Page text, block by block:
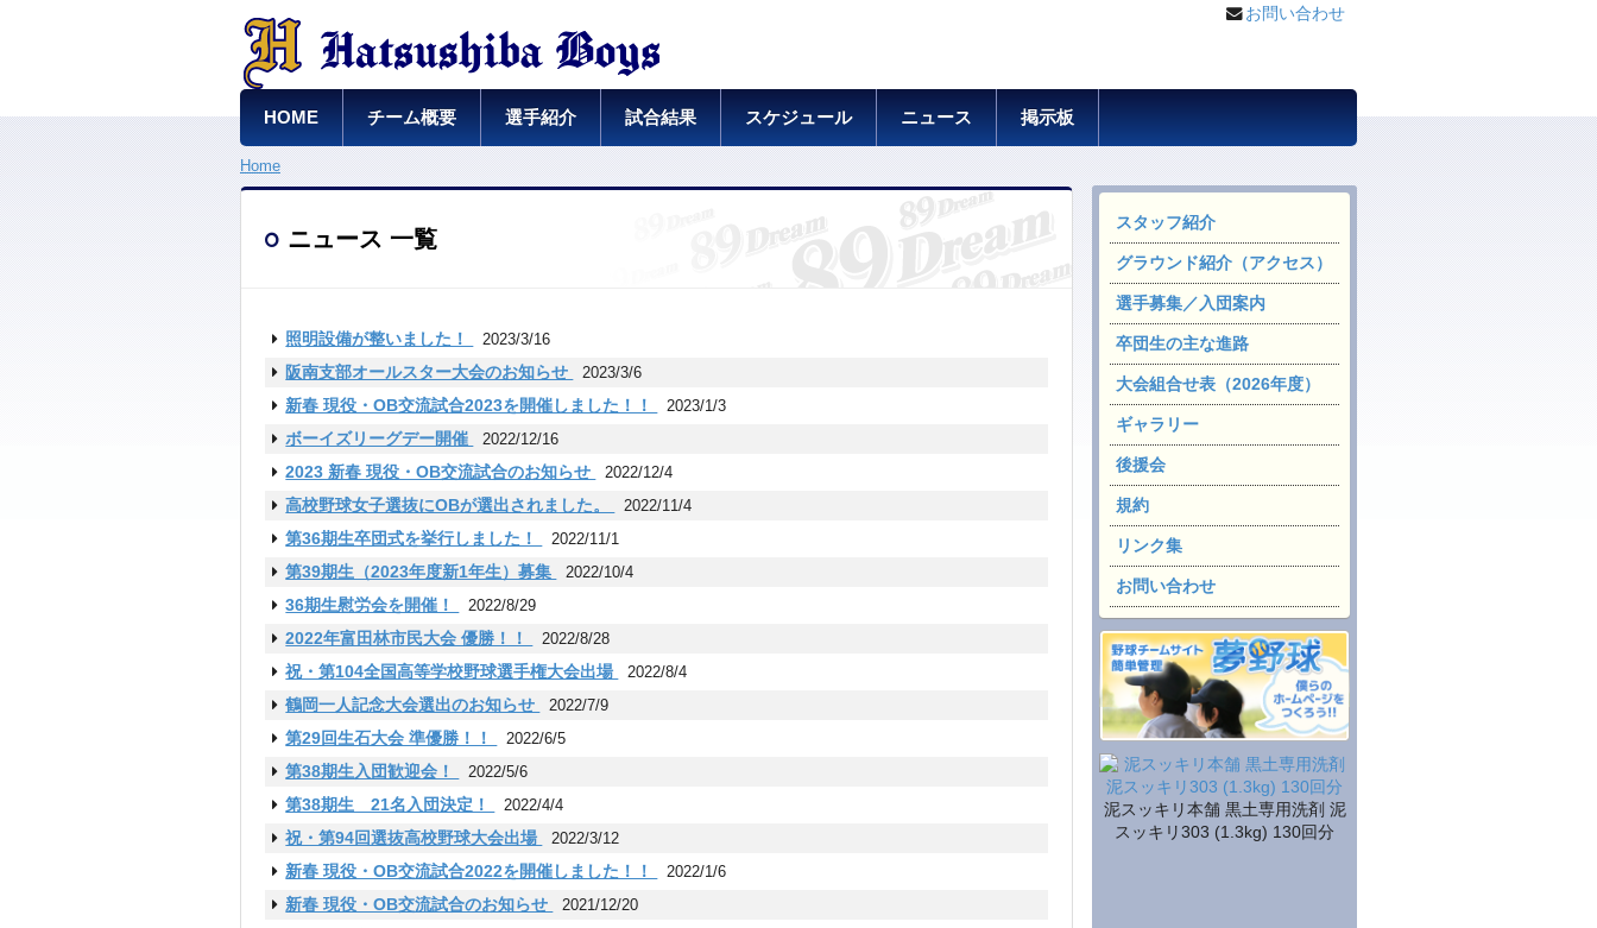
お問い合わせ
HOME チーム概要 選手紹介 試合結果 スケジュール ニュース 掲示板
スタッフ紹介
グラウンド紹介（アクセス）
選手募集／入団案内
卒団生の主な進路
大会組合せ表（2026年度）
ギャラリー
後援会
規約
リンク集
お問い合わせ
泥スッキリ本舗 黒土専用洗剤 泥
スッキリ303 (1.3kg) 130回分
Home
ニュース 一覧
照明設備が整いました！
2023/3/16
阪南支部オールスター大会のお知らせ
2023/3/6
新春 現役・OB交流試合2023を開催しました！！
2023/1/3
ボーイズリーグデー開催
2022/12/16
2023 新春 現役・OB交流試合のお知らせ
2022/12/4
高校野球女子選抜にOBが選出されました。
2022/11/4
第36期生卒団式を挙行しました！
2022/11/1
第39期生（2023年度新1年生）募集
2022/10/4
36期生慰労会を開催！
2022/8/29
2022年富田林市民大会 優勝！！
2022/8/28
祝・第104全国高等学校野球選手権大会出場
2022/8/4
鶴岡一人記念大会選出のお知らせ
2022/7/9
第29回生石大会 準優勝！！
2022/6/5
第38期生入団歓迎会！
2022/5/6
第38期生 21名入団決定！
2022/4/4
祝・第94回選抜高校野球大会出場
2022/3/12
新春 現役・OB交流試合2022を開催しました！！
2022/1/6
新春 現役・OB交流試合のお知らせ
2021/12/20